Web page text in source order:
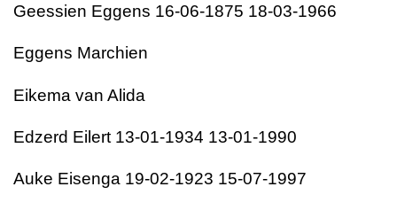
Geessien Eggens 16-06-1875 18-03-1966
Eggens Marchien
Eikema van Alida
Edzerd Eilert 13-01-1934 13-01-1990
Auke Eisenga 19-02-1923 15-07-1997